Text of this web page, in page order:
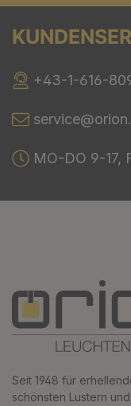
+43-1-616-
MO-DO 9-17,
Seit 1948 für
schönsten Lustern